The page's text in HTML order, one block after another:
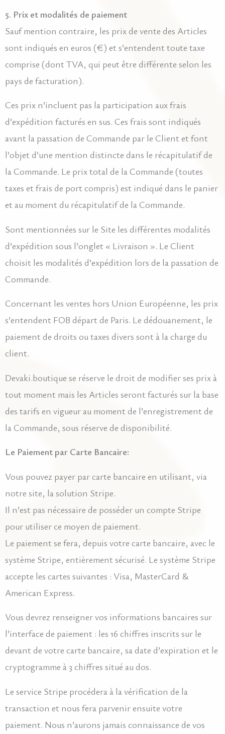
5. Prix et modalités de paiement
Sauf mention contraire, les prix de vente des Articles
sont indiqués en euros (€) et s’entendent toute taxe
comprise (dont TVA, qui peut être différente selon les
pays de facturation).
Ces prix n’incluent pas la participation aux frais
d’expédition facturés en sus. Ces frais sont indiqués
avant la passation de Commande par le Client et font
l’objet d’une mention distincte dans le récapitulatif de
la Commande. Le prix total de la Commande (toutes
taxes et frais de port compris) est indiqué dans le panier
et au moment du récapitulatif de la Commande.
Sont mentionnées sur le Site les différentes modalités
d’expédition sous l’onglet « Livraison ». Le Client
choisit les modalités d’expédition lors de la passation de
Commande.
Concernant les ventes hors Union Européenne, les prix
s’entendent FOB départ de Paris. Le dédouanement, le
paiement de droits ou taxes divers sont à la charge du
client.
Devaki.boutique se réserve le droit de modifier ses prix à
tout moment mais les Articles seront facturés sur la base
des tarifs en vigueur au moment de l’enregistrement de
la Commande, sous réserve de disponibilité.
Le Paiement par Carte Bancaire:
Vous pouvez payer par carte bancaire en utilisant, via
notre site, la solution Stripe.
Il n’est pas nécessaire de posséder un compte Stripe
pour utiliser ce moyen de paiement.
Le paiement se fera, depuis votre carte bancaire, avec le
système Stripe, entièrement sécurisé. Le système Stripe
accepte les cartes suivantes : Visa, MasterCard &
American Express.
Vous devrez renseigner vos informations bancaires sur
l’interface de paiement : les 16 chiffres inscrits sur le
devant de votre carte bancaire, sa date d’expiration et le
cryptogramme à 3 chiffres situé au dos.
Le service Stripe procédera à la vérification de la
transaction et nous fera parvenir ensuite votre
paiement. Nous n’aurons jamais connaissance de vos